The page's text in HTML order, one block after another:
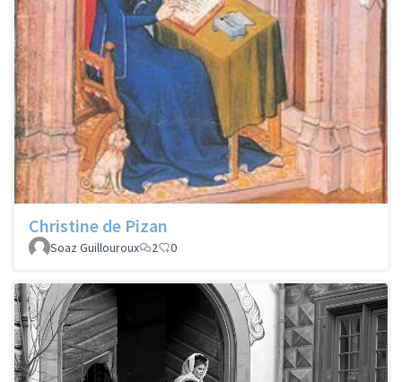
Christine de Pizan
Soaz Guillouroux 2 0